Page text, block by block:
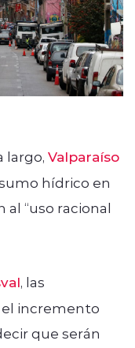
largo, Valparaíso
hídrico en
“uso racional
, las
incremento
que serán